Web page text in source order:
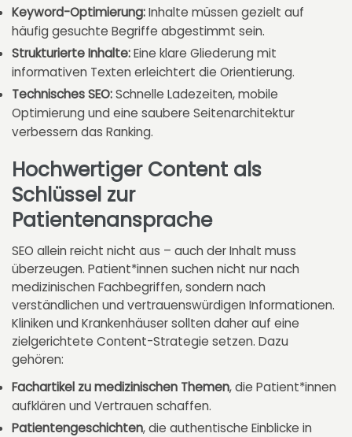
Keyword-Optimierung:Inhalte müssen gezielt auf
häufig gesuchte Begriffe abgestimmt sein.
Strukturierte Inhalte:Eine klare Gliederung mit
informativen Texten erleichtert die Orientierung.
Technisches SEO:Schnelle Ladezeiten, mobile
Optimierung und eine saubere Seitenarchitektur
verbessern das Ranking.
Hochwertiger Content als
Schlüssel zur
Patientenansprache
SEO allein reicht nicht aus – auch der Inhalt muss
überzeugen. Patient*innen suchen nicht nur nach
medizinischen Fachbegriffen, sondern nach
verständlichen und vertrauenswürdigen Informationen.
Kliniken und Krankenhäuser sollten daher auf eine
zielgerichtete Content-Strategie setzen. Dazu
gehören:
Fachartikel zu medizinischen Themen, die Patient*innen
aufklären und Vertrauen schaffen.
Patientengeschichten, die authentische Einblicke in